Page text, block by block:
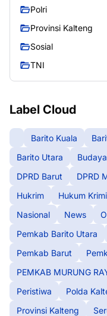
Polri
Provinsi Kalteng
Sosial
TNI
Label Cloud
Barito Kuala
Barito Utara
Budaya
DPRD Barut
DPRD
Hukrim
Hukum
Nasional
News
Pemkab Barito Utara
Pemkab Barut
PEMKAB MURUNG
Peristiwa
Polda
Provinsi Kalteng